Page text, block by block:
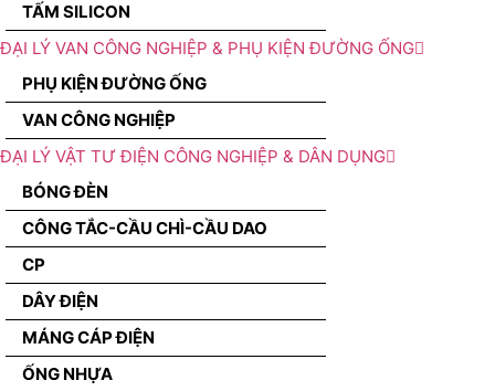
TẤM SILICON
ĐẠI LÝ VAN CÔNG NGHIỆP & PHỤ KIỆN ĐƯỜNG ỐNG
PHỤ KIỆN ĐƯỜNG ỐNG
VAN CÔNG NGHIỆP
ĐẠI LÝ VẬT TƯ ĐIỆN CÔNG NGHIỆP & DÂN DỤNG
BÓNG ĐÈN
CÔNG TẮC-CẦU CHÌ-CẦU DAO
CP
DÂY ĐIỆN
MÁNG CÁP ĐIỆN
ỐNG NHỰA